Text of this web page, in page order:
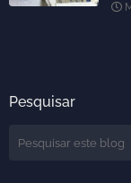
Pesquisar